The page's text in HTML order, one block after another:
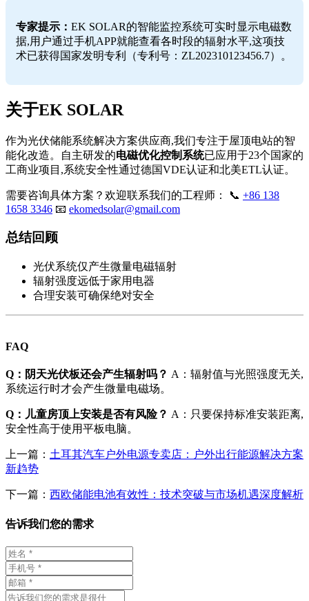
专家提示： EK SOLAR的智能监控系统可实时显示电磁数
据,用户通过手机APP就能查看各时段的辐射水平,这项技
术已获得国家发明专利（专利号：ZL202310123456.7）。
关于EK SOLAR
作为光伏储能系统解决方案供应商,我们专注于屋顶电站的智
能化改造。自主研发的电磁优化控制系统已应用于23个国家的
工商业项目,系统安全性通过德国VDE认证和北美ETL认证。
需要咨询具体方案？欢迎联系我们的工程师： 📞 +86 138
1658 3346 📧 ekomedsolar@gmail.com
总结回顾
光伏系统仅产生微量电磁辐射
辐射强度远低于家用电器
合理安装可确保绝对安全
FAQ
Q：阴天光伏板还会产生辐射吗？ A：辐射值与光照强度无关,
系统运行时才会产生微量电磁场。
Q：儿童房顶上安装是否有风险？ A：只要保持标准安装距离,
安全性高于使用平板电脑。
上一篇： 土耳其汽车户外电源专卖店：户外出行能源解决方案
新趋势
下一篇： 西欧储能电池有效性：技术突破与市场机遇深度解析
告诉我们您的需求